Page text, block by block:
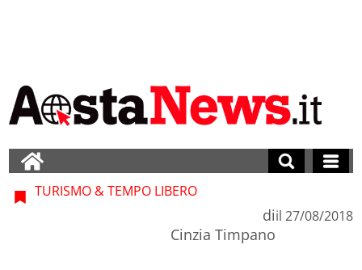
TURISMO & TEMPO LIBERO
di
Cinzia Timpano
il 27/08/2018